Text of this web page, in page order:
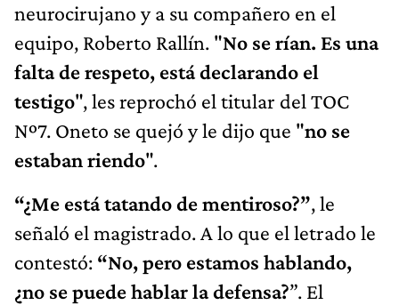
neurocirujano y a su compañero en el
equipo, Roberto Rallín. "No se rían. Es una
falta de respeto, está declarando el
testigo", les reprochó el titular del TOC
Nº7. Oneto se quejó y le dijo que "no se
estaban riendo".
“¿Me está tatando de mentiroso?”, le
señaló el magistrado. A lo que el letrado le
contestó: “No, pero estamos hablando,
¿no se puede hablar la defensa?”. El